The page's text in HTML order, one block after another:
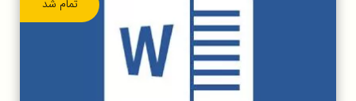
تمام شد